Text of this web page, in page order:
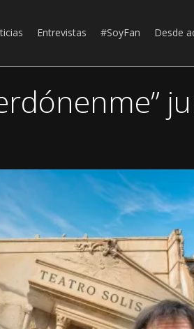
Entrevistas #SoyFan Desde